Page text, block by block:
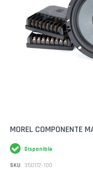
Saltar
comienzo
de
galería
MOREL COMPONENTE
Disponible
SKU 350172-100